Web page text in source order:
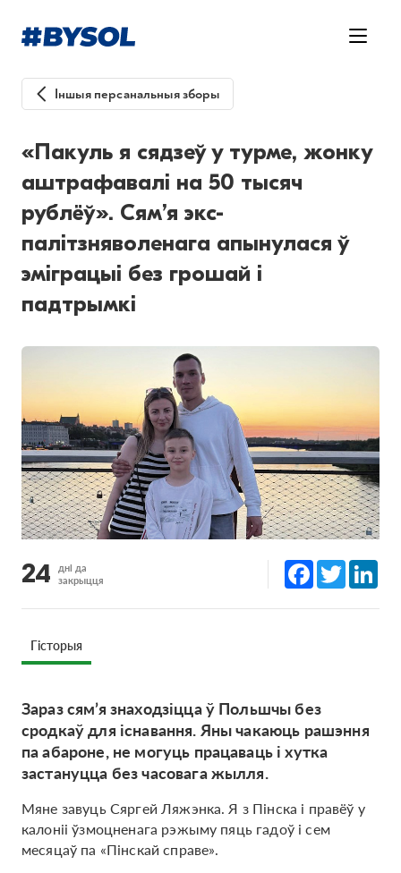
Іншыя персанальныя зборы
«Пакуль я сядзеў у турме, жонку
аштрафавалі на 50 тысяч
рублёў». Сям’я экс-
палітзняволенага апынулася ў
эміграцыі без грошай і
падтрымкі
24
дні да
закрыцця
Facebook
Twitter
Гісторыя
Зараз сям’я знаходзіцца ў Польшчы без
сродкаў для існавання. Яны чакаюць рашэння
па абароне, не могуць працаваць і хутка
застануцца без часовага жылля.
Мяне завуць Сяргей Ляжэнка. Я з Пінска і правёў у
калоніі ўзмоцненага рэжыму пяць гадоў і сем
месяцаў па «Пінскай справе».